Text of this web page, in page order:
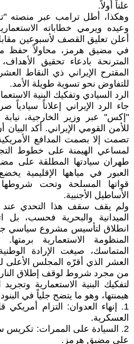
علناً أولاً.
وهكذا، أطل ترامب عبر منصته
وعيده ويرمي خطاباته
أعلن تعليق القصف لأسبوعين
في مضيق هرمز، محاولاً حفظ
المترنحة بادعاء تحقيق
المقترح الإيراني ذي النقاط
للتفاوض نحو تسوية طويلة الأمد.
الرد السيادي وتفكيك البنية
جاء الرد الإيراني إعلاناً
"إكس" عبر وزير الخارجية،
للأمن القومي الإيراني. أكد البيان
تصمت إلا بصمت المدافع
لمساعي الهيمنة على خطوط
طهران سيادتها المطلقة على
العبور في مياهها الإقليمية
قواتها المسلحة وتحت شروطها
الأساطيل الأجنبية.
ولم يقف سقف هذا التحدي عند
الميدانية والبحرية فحسب،
انطلاق لتأسيس مشروع سياسي
المنظومة الاستعمارية
المتماسك، صيغت الإرادة
العشر الذي أقرّه المجلس الأعلى
من مجرد شروط لوقف إطلاق النار
لتفكيك البنية الاستعمارية
هيمنتها، وهو ما يتضح جلياً في البنود
1. ​إنهاء العدوان: التزام
العسكرية.
2. ​السيادة على الممرات: تكريس
على مضيق هرمز.